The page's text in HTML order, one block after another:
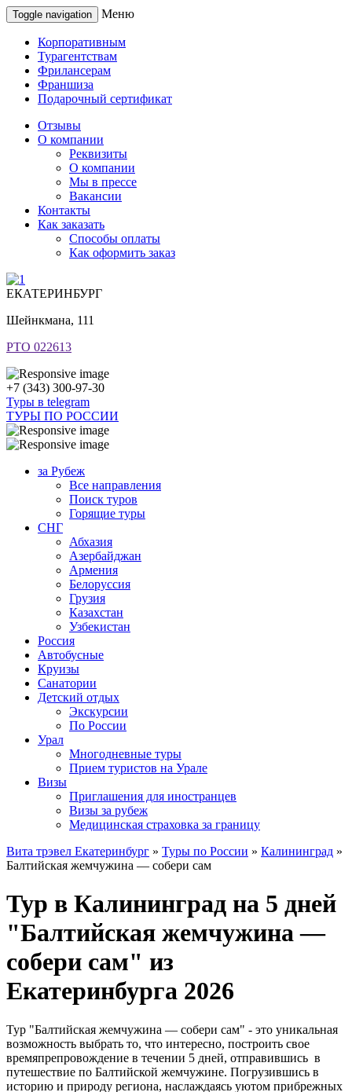
Toggle navigation Меню
Корпоративным
Турагентствам
Фрилансерам
Франшиза
Подарочный сертификат
Отзывы
О компании
Реквизиты
О компании
Мы в прессе
Вакансии
Контакты
Как заказать
Способы оплаты
Как оформить заказ
ЕКАТЕРИНБУРГ
Шейнкмана, 111
РТО 022613
+7 (343) 300-97-30
Туры в telegram
ТУРЫ ПО РОССИИ
за Рубеж
Все направления
Поиск туров
Горящие туры
СНГ
Абхазия
Азербайджан
Армения
Белоруссия
Грузия
Казахстан
Узбекистан
Россия
Автобусные
Круизы
Санатории
Детский отдых
Экскурсии
По России
Урал
Многодневные туры
Прием туристов на Урале
Визы
Приглашения для иностранцев
Визы за рубеж
Медицинская страховка за границу
Вита трэвел Екатеринбург » Туры по России » Калининград »
Балтийская жемчужина — собери сам
Тур в Калининград на 5 дней
"Балтийская жемчужина —
собери сам" из
Екатеринбурга 2026
Тур "Балтийская жемчужина — собери сам" - это уникальная
возможность выбрать то, что интересно, построить свое
времяпрепровождение в течении 5 дней, отправившись в
путешествие по Балтийской жемчужине. Погрузившись в
историю и природу региона, наслаждаясь уютом прибрежных